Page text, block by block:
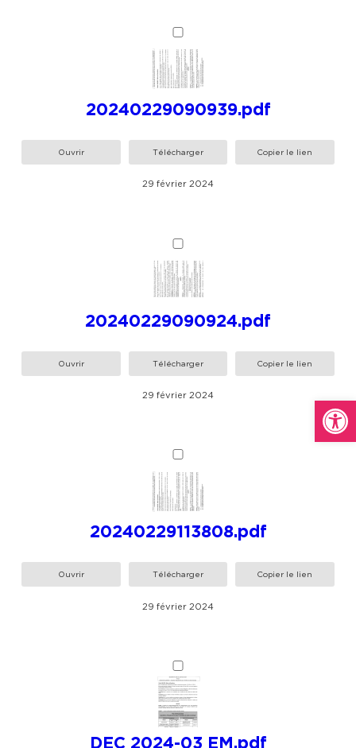
20240229090939.pdf
Ouvrir Télécharger Copier le lien
29 février 2024
20240229090924.pdf
Ouvrir Télécharger Copier le lien
29 février 2024
20240229113808.pdf
Ouvrir Télécharger Copier le lien
29 février 2024
DEC 2024-03 EM.pdf